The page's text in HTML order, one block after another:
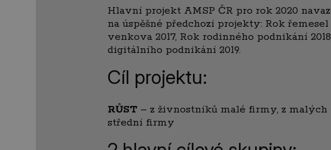
Hlavní projekt AMSP ČR pro rok 2020
na úspěšné předchozí projekty: Rok řemesel
venkova 2017, Rok rodinného podnikání
digitálního podnikání 2019.
Cíl projektu:
RŮST – z živnostníků malé firmy, z malých
střední firmy